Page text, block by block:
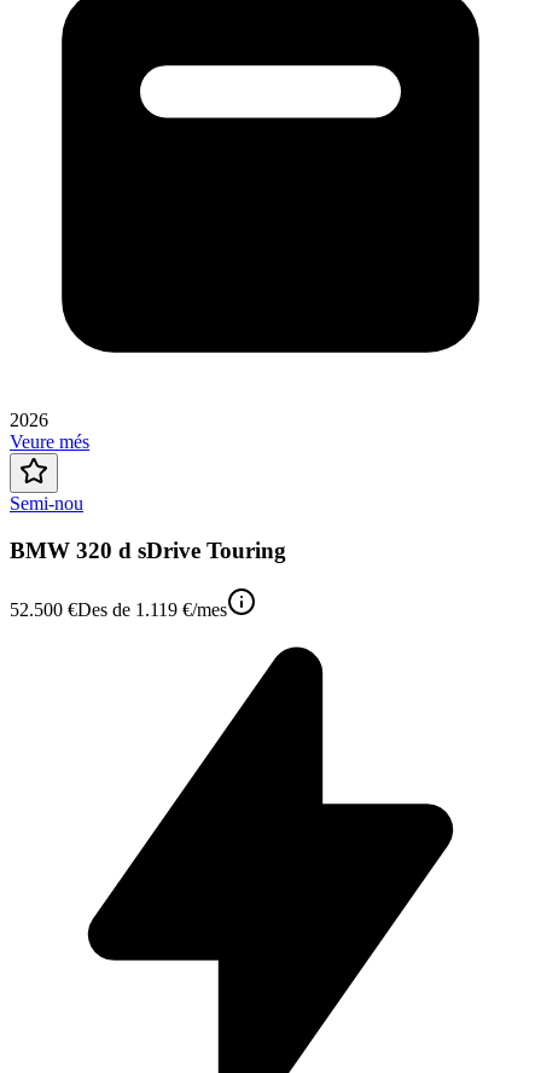
2026
Veure més
Semi-nou
BMW 320 d sDrive Touring
52.500 €Des de 1.119 €/mes